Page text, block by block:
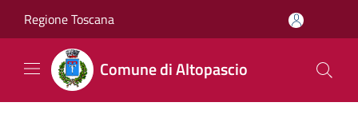
Regione Toscana
Comune di Altopascio